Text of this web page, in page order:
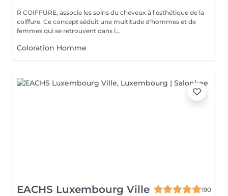
R COIFFURE, associe les soins du cheveux à l'esthétique de la
coiffure. Ce concept séduit une multitude d'hommes et de
femmes qui se retrouvent dans l...
Coloration Homme
EACHS Luxembourg Ville
190